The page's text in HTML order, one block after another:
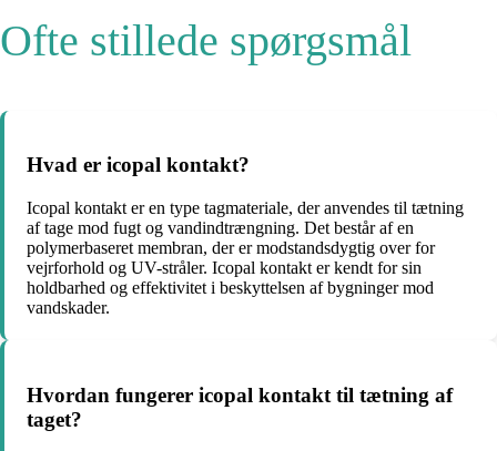
Ofte stillede spørgsmål
Hvad er icopal kontakt?
Icopal kontakt er en type tagmateriale, der anvendes til tætning
af tage mod fugt og vandindtrængning. Det består af en
polymerbaseret membran, der er modstandsdygtig over for
vejrforhold og UV-stråler. Icopal kontakt er kendt for sin
holdbarhed og effektivitet i beskyttelsen af bygninger mod
vandskader.
Hvordan fungerer icopal kontakt til tætning af
taget?